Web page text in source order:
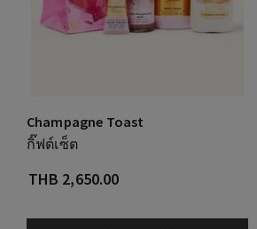
Champagne Toast
กิ๊ฟต์เซ็ต
THB 2,650.00